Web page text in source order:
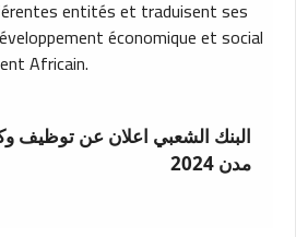
entités et traduisent ses
économique et social
Africain.
البنك الشعبي اعلان عن توظيف
مدن 2024